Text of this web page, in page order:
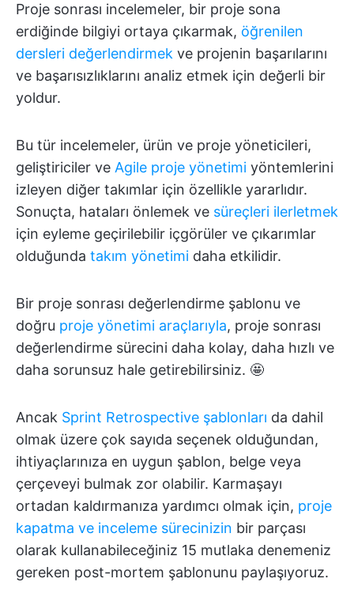
Proje sonrası incelemeler, bir proje sona
erdiğinde bilgiyi ortaya çıkarmak, öğrenilen
dersleri değerlendirmek ve projenin başarılarını
ve başarısızlıklarını analiz etmek için değerli bir
yoldur.
Bu tür incelemeler, ürün ve proje yöneticileri,
geliştiriciler ve Agile proje yönetimi yöntemlerini
izleyen diğer takımlar için özellikle yararlıdır.
Sonuçta, hataları önlemek ve süreçleri ilerletmek
için eyleme geçirilebilir içgörüler ve çıkarımlar
olduğunda takım yönetimi daha etkilidir.
Bir proje sonrası değerlendirme şablonu ve
doğru proje yönetimi araçlarıyla, proje sonrası
değerlendirme sürecini daha kolay, daha hızlı ve
daha sorunsuz hale getirebilirsiniz. 🤩
Ancak Sprint Retrospective şablonları da dahil
olmak üzere çok sayıda seçenek olduğundan,
ihtiyaçlarınıza en uygun şablon, belge veya
çerçeveyi bulmak zor olabilir. Karmaşayı
ortadan kaldırmanıza yardımcı olmak için, proje
kapatma ve inceleme sürecinizin bir parçası
olarak kullanabileceğiniz 15 mutlaka denemeniz
gereken post-mortem şablonunu paylaşıyoruz.